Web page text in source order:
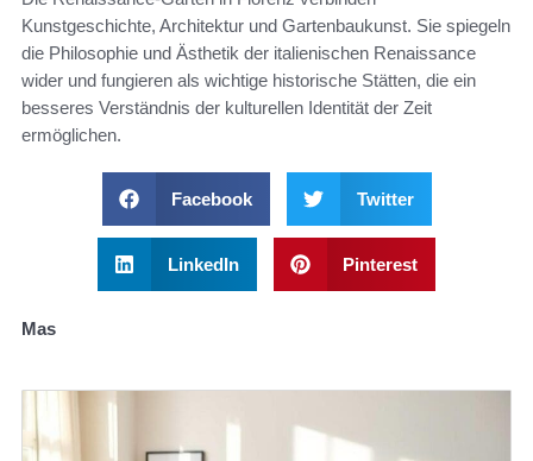
Kunstgeschichte, Architektur und Gartenbaukunst. Sie spiegeln
die Philosophie und Ästhetik der italienischen Renaissance
wider und fungieren als wichtige historische Stätten, die ein
besseres Verständnis der kulturellen Identität der Zeit
ermöglichen.
Facebook Twitter
LinkedIn Pinterest
Mas